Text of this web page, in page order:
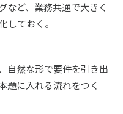
など、業務共通で大きく
しておく。
自然な形で要件を引き出
題に入れる流れをつく